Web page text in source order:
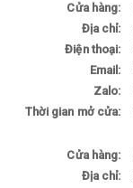
Cửa hàng:
Địa chỉ:
Điện thoại:
Email:
Zalo:
Thời gian mở cửa:
Cửa hàng:
Địa chỉ: